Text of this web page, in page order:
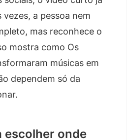
a pessoa nem
mas reconhece o
mostra como Os
músicas em
dependem só da
escolher onde